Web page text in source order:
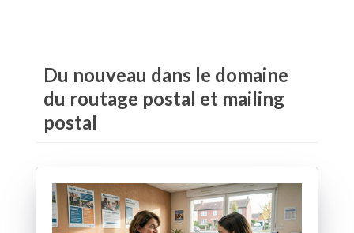
Du nouveau dans le domaine
du routage postal et mailing
postal